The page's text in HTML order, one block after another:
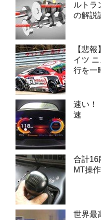
ルトラ
の解説
【悲
イツ
行を一
速い！
速
合計16
MT操
世界最